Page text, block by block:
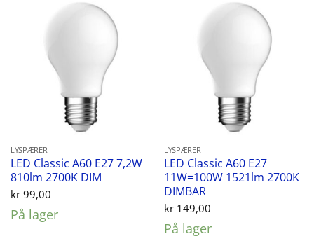
LYSPÆRER
LED Classic A60 E27 7,2W
810lm 2700K DIM
kr99,00
På lager
LYSPÆRER
LED Classic A60 E27
11W=100W 1521lm 2700K
DIMBAR
kr149,00
På lager